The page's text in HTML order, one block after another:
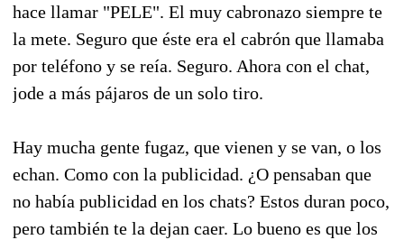
hace llamar "PELE". El muy cabronazo siempre te
la mete. Seguro que éste era el cabrón que llamaba
por teléfono y se reía. Seguro. Ahora con el chat,
jode a más pájaros de un solo tiro.
Hay mucha gente fugaz, que vienen y se van, o los
echan. Como con la publicidad. ¿O pensaban que
no había publicidad en los chats? Estos duran poco,
pero también te la dejan caer. Lo bueno es que los